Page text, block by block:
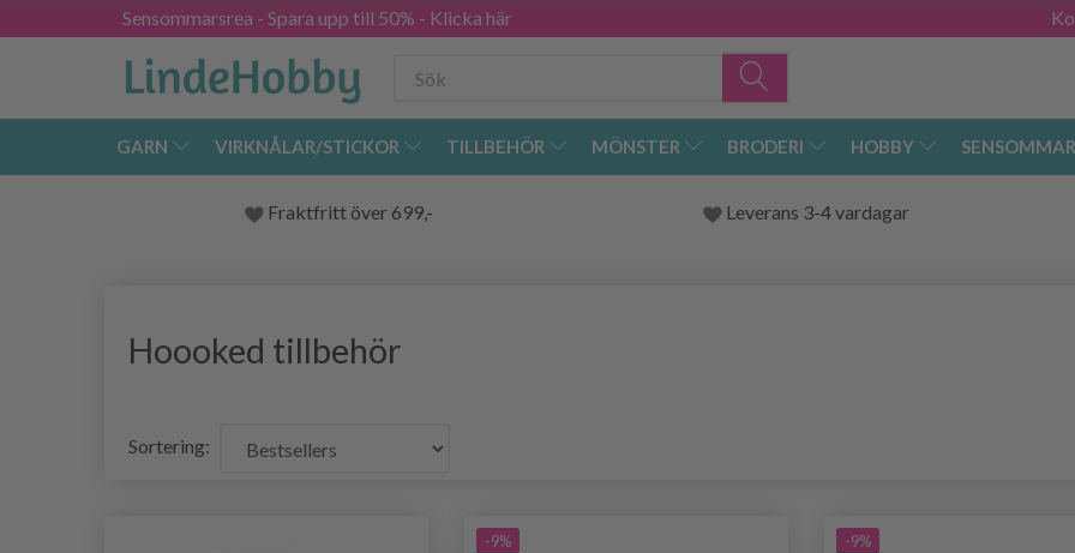
Sensommarsrea - Spara upp till 50% - Klicka här
GARN VIRKNÅLAR/STICKOR TILLBEHÖR MÖNSTER BRODERI HOBBY
Fraktfritt över 699,- Leverans 3-4 vardagar
Hoooked tillbehör
Sortering:
-9% -9%